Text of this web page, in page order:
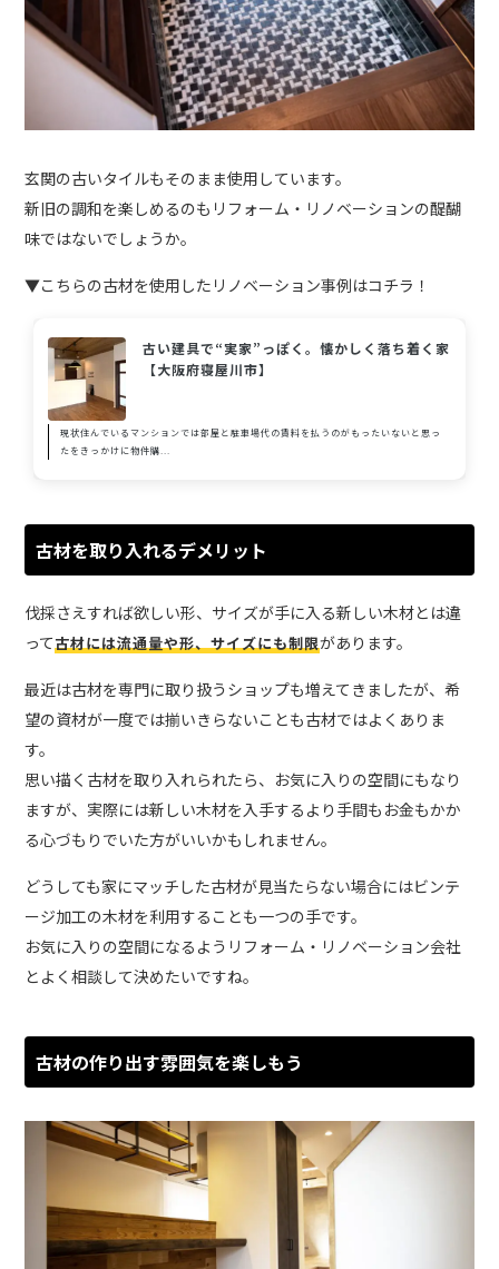
玄関の古いタイルもそのまま使用しています。
新旧の調和を楽しめるのもリフォーム・リノベーションの醍醐
味ではないでしょうか。
▼こちらの古材を使用したリノベーション事例はコチラ！
古い建具で“実家”っぽく。懐かしく落ち着く家
【大阪府寝屋川市】
現状住んでいるマンションでは部屋と駐車場代の賃料を払うのがもったいないと思っ
たをきっかけに物件購...
古材を取り入れるデメリット
伐採さえすれば欲しい形、サイズが手に入る新しい木材とは違
って古材には流通量や形、サイズにも制限があります。
最近は古材を専門に取り扱うショップも増えてきましたが、希
望の資材が一度では揃いきらないことも古材ではよくありま
す。
思い描く古材を取り入れられたら、お気に入りの空間にもなり
ますが、実際には新しい木材を入手するより手間もお金もかか
る心づもりでいた方がいいかもしれません。
どうしても家にマッチした古材が見当たらない場合にはビンテ
ージ加工の木材を利用することも一つの手です。
お気に入りの空間になるようリフォーム・リノベーション会社
とよく相談して決めたいですね。
古材の作り出す雰囲気を楽しもう